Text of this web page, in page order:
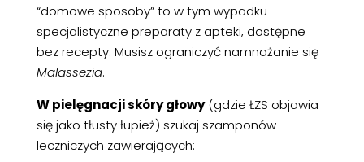
“domowe sposoby” to w tym wypadku
specjalistyczne preparaty z apteki, dostępne
bez recepty. Musisz ograniczyć namnażanie się
Malassezia.
W pielęgnacji skóry głowy(gdzie ŁZS objawia
się jako tłusty łupież) szukaj szamponów
leczniczych zawierających: